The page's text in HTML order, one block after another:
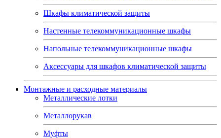
Шкафы климатической защиты
Настенные телекоммуникационные шкафы
Напольные телекоммуникационные шкафы
Аксессуары для шкафов климатической защиты
Монтажные и расходные материалы
Металлические лотки
Металлорукав
Муфты